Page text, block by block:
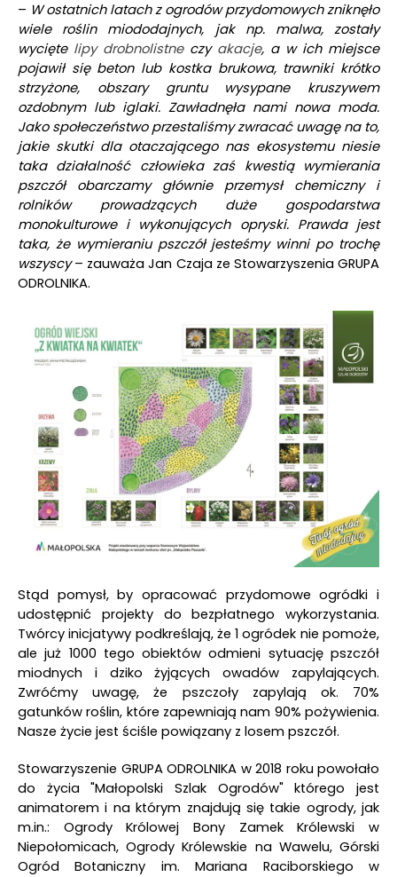
– W ostatnich latach z ogrodów przydomowych zniknęło
wiele roślin miododajnych, jak np. malwa, zostały
wycięte lipy drobnolistneczy akacje, a w ich miejsce
pojawił się beton lub kostka brukowa, trawniki krótko
strzyżone, obszary gruntu wysypane kruszywem
ozdobnym lub iglaki. Zawładnęła nami nowa moda.
Jako społeczeństwo przestaliśmy zwracać uwagę na to,
jakie skutki dla otaczającego nas ekosystemu niesie
taka działalność człowieka zaś kwestią wymierania
pszczół obarczamy głównie przemysł chemiczny i
rolników prowadzących duże gospodarstwa
monokulturowe i wykonujących opryski. Prawda jest
taka, że wymieraniu pszczół jesteśmy winni po trochę
wszyscy– zauważa Jan Czaja ze Stowarzyszenia GRUPA
ODROLNIKA.
Stąd pomysł, by opracować przydomowe ogródki i
udostępnić projekty do bezpłatnego wykorzystania.
Twórcy inicjatywy podkreślają, że 1 ogródek nie pomoże,
ale już 1000 tego obiektów odmieni sytuację pszczół
miodnych i dziko żyjących owadów zapylających.
Zwróćmy uwagę, że pszczoły zapylają ok. 70%
gatunków roślin, które zapewniają nam 90% pożywienia.
Nasze życie jest ściśle powiązany z losem pszczół.
Stowarzyszenie GRUPA ODROLNIKA w 2018 roku powołało
do życia "Małopolski Szlak Ogrodów" którego jest
animatorem i na którym znajdują się takie ogrody, jak
m.in.: Ogrody Królowej Bony Zamek Królewski w
Niepołomicach, Ogrody Królewskie na Wawelu, Górski
Ogród Botaniczny im. Mariana Raciborskiego w